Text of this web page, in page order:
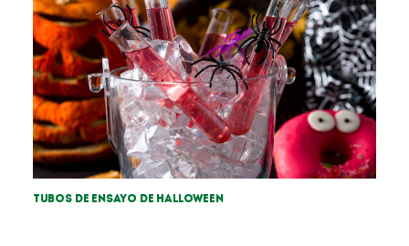
Tubos de ensayo de Halloween